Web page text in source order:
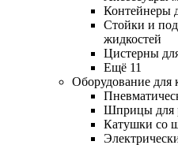
Контейнеры
Стойки и
жидкостей
Цистерны
Ещё 11
Оборудование для
Шприцы для
Катушки со